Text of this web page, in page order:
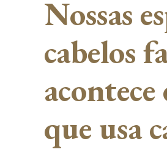
Nossas
cabelos
que usa